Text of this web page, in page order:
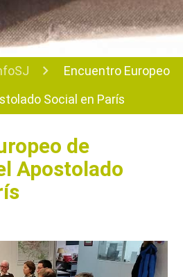
Encuentro Europeo
Social en París
de
Apostolado